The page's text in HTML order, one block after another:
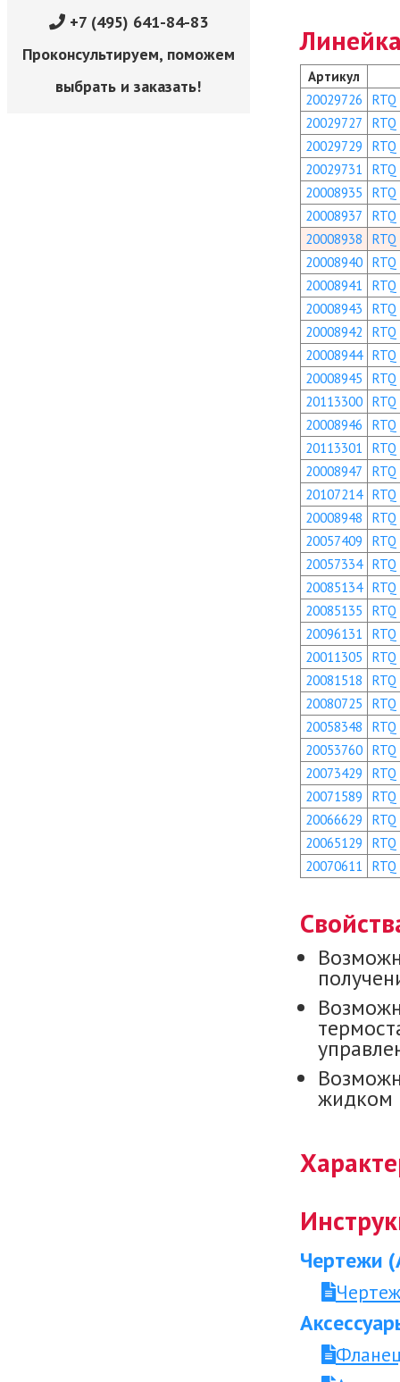
+7 (495) 641-84-83
Проконсультируем, поможем
выбрать и заказать!
Артикул
20029726
20029727
20029729
20029731
20008935
20008937
20008938
20008940
20008941
20008943
20008942
20008944
20008945
20113300
20008946
20113301
20008947
20107214
20008948
20057409
20057334
20085134
20085135
20096131
20011305
20081518
20080725
20058348
20053760
20073429
20071589
20066629
20065129
20070611
жидком
Чертежи